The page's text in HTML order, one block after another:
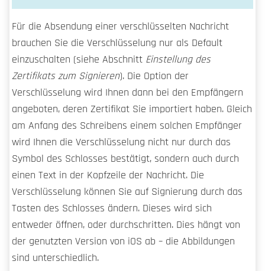
Für die Absendung einer verschlüsselten Nachricht
brauchen Sie die Verschlüsselung nur als Default
einzuschalten (siehe Abschnitt Einstellung des
Zertifikats zum Signieren). Die Option der
Verschlüsselung wird Ihnen dann bei den Empfängern
angeboten, deren Zertifikat Sie importiert haben. Gleich
am Anfang des Schreibens einem solchen Empfänger
wird Ihnen die Verschlüsselung nicht nur durch das
Symbol des Schlosses bestätigt, sondern auch durch
einen Text in der Kopfzeile der Nachricht. Die
Verschlüsselung können Sie auf Signierung durch das
Tasten des Schlosses ändern. Dieses wird sich
entweder öffnen, oder durchschritten. Dies hängt von
der genutzten Version von iOS ab – die Abbildungen
sind unterschiedlich.